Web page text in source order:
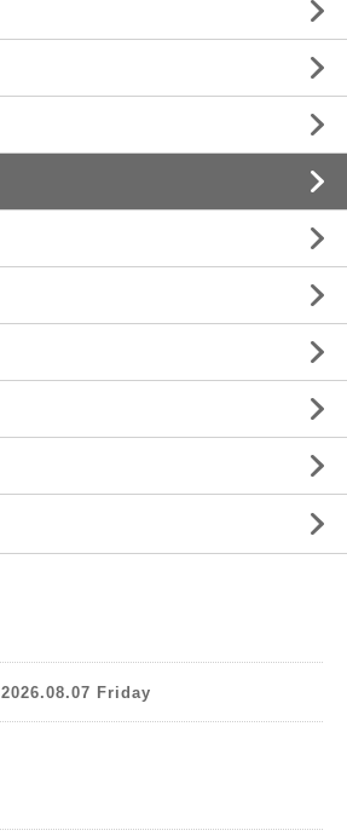
2026.08.07 Friday